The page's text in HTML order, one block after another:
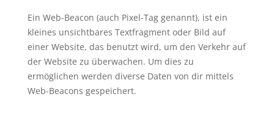
Ein Web-Beacon (auch Pixel-Tag genannt), ist ein
kleines unsichtbares Textfragment oder Bild auf
einer Website, das benutzt wird, um den Verkehr auf
der Website zu überwachen. Um dies zu
ermöglichen werden diverse Daten von dir mittels
Web-Beacons gespeichert.